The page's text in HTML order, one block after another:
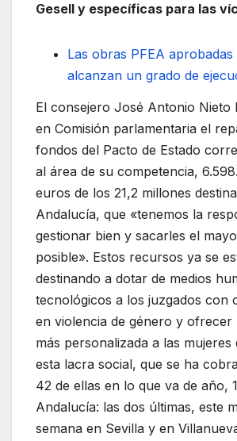
Gesell y específicas para las
Las obras PFEA aprobadas
alcanzan un grado de
El consejero José Antonio Nieto
en Comisión parlamentaria el
fondos del Pacto de Estado
al área de su competencia,
euros de los 21,2 millones
Andalucía, que «tenemos la
gestionar bien y sacarles el
posible». Estos recursos ya se
destinando a dotar de medios
tecnológicos a los juzgados con
en violencia de género y ofrecer
más personalizada a las
esta lacra social, que se ha
42 de ellas en lo que va de año,
Andalucía: las dos últimas, este
semana en Sevilla y en